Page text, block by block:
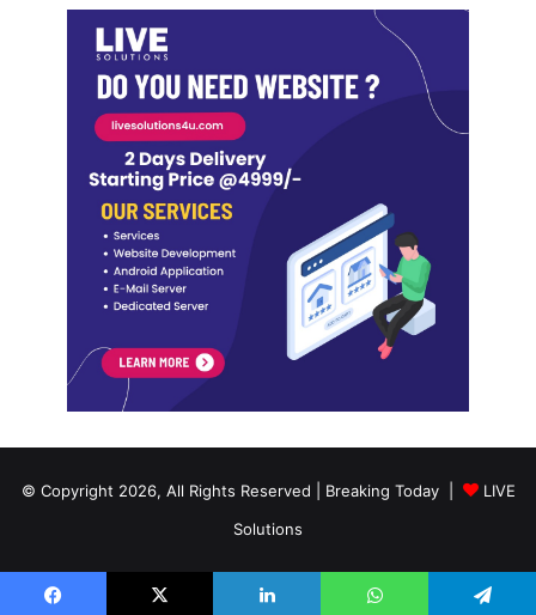
© Copyright 2026, All Rights Reserved | Breaking Today |
LIVE
Solutions